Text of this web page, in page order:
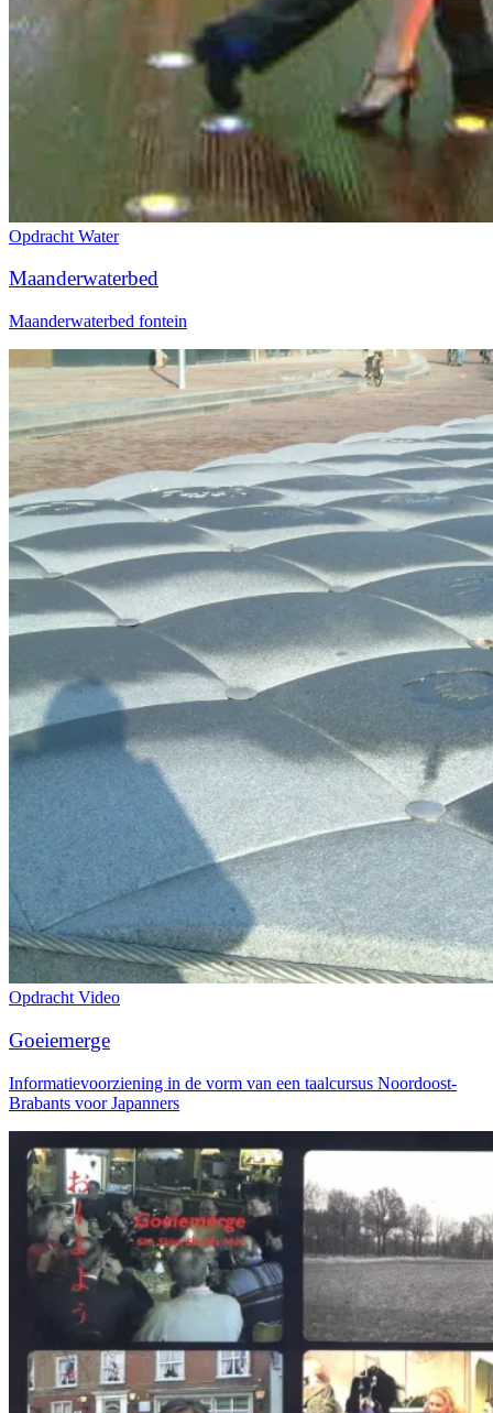
Opdracht Water
Maanderwaterbed
Maanderwaterbed fontein
Opdracht Video
Goeiemerge
Informatievoorziening in de vorm van een taalcursus Noordoost-
Brabants voor Japanners